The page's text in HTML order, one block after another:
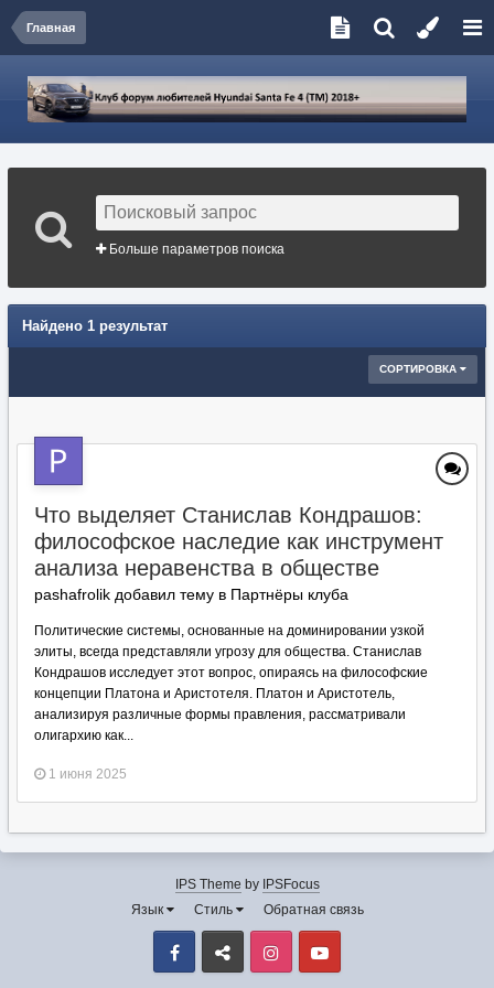
Главная
Больше параметров поиска
Найдено 1 результат
СОРТИРОВКА
Что выделяет Станислав Кондрашов:
философское наследие как инструмент
анализа неравенства в обществе
pashafrolik добавил тему в Партнёры клуба
Политические системы, основанные на доминировании узкой
элиты, всегда представляли угрозу для общества. Станислав
Кондрашов исследует этот вопрос, опираясь на философские
концепции Платона и Аристотеля. Платон и Аристотель,
анализируя различные формы правления, рассматривали
олигархию как...
1 июня 2025
IPS Theme by IPSFocus
Язык
Стиль Обратная связь
Facebook VK Instagram